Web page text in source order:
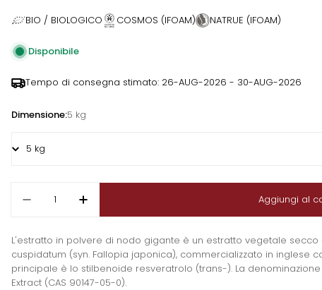
BIO / BIOLOGICO COSMOS (IFOAM) NATRUE (IFOAM)
Disponibile
Tempo di consegna stimato: 26-AUG-2026 - 30-AUG-2026
Dimensione:5 kg
Diminuisci la quantità per Estratto di polvere
Aumenta la quantità per Estratto di
Aggiungi al
L'estratto in polvere di nodo gigante è un estratto vegetale
cuspidatum (syn. Fallopia japonica), commercializzato in inglese
principale è lo stilbenoide resveratrolo (trans-). La
Extract (CAS 90147-05-0).